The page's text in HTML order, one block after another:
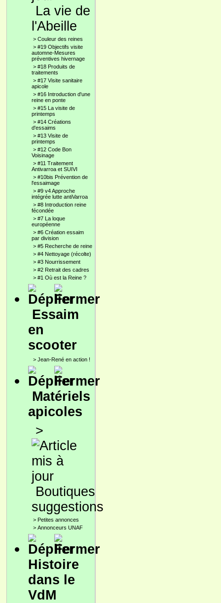
La vie de
l'Abeille
> Couleur des reines
> #19 Objectifs visite
automne-Mesures
préventives hivernage
> #18 Produits de
traitements
> #17 Visite sanitaire
apicole
> #16 Introduction d'une
reine en ponte
> #15 La visite de
printemps
> #14 Créations
d'essaims
> #13 Visite de
printemps
> #12 Code Bon
Voisinage
> #11 Traitement
Antivarroa et SUIVI
> #10bis Prévention de
l'essaimage
> #9 v4 Approche
intégrée lutte antiVarroa
> #8 Introduction reine
fécondée
> #7 La loque
européenne
> #6 Création essaim
par division
> #5 Recherche de reine
> #4 Nettoyage (récolte)
> #3 Nourrissement
> #2 Retrait des cadres
> #1 Où est la Reine ?
Essaim
en
scooter
> Jean-René en action !
Matériels
apicoles
>
Boutiques
suggestions
> Petites annonces
> Annonceurs UNAF
Histoire
dans le
VdM